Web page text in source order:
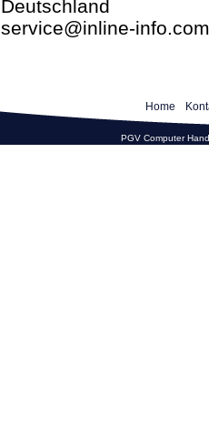
Deutschland
service@inline-info.com
Home
PGV Computer